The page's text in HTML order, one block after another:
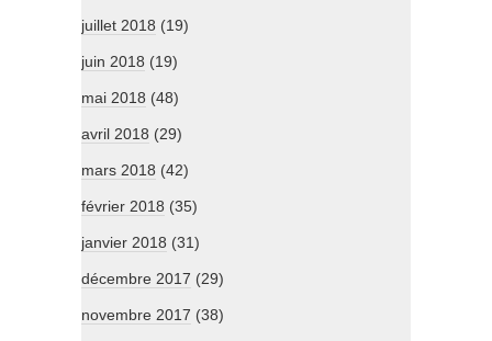
juillet 2018 (19)
juin 2018 (19)
mai 2018 (48)
avril 2018 (29)
mars 2018 (42)
février 2018 (35)
janvier 2018 (31)
décembre 2017 (29)
novembre 2017 (38)